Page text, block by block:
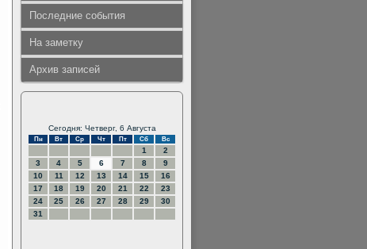
Последние события
На заметку
Архив записей
Сегодня: Четверг, 6 Августа
Пн Вт Ср Чт Пт Сб Вс
1
2
3
4 5 6 7 8
9
10
11 12 13 14 15
16
17
18 19 20 21 22
23
24
25 26 27 28 29
30
31